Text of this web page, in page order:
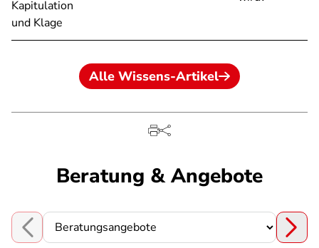
Kapitulation
und Klage
Alle Wissens-Artikel
Beratung & Angebote
Choose a section